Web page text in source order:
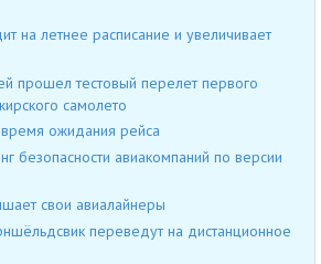
на летнее расписание и увеличивает
прошел тестовый перелет первого
самолето
ожидания рейса
безопасности авиакомпаний по версии
свои авиалайнеры
переведут на дистанционное